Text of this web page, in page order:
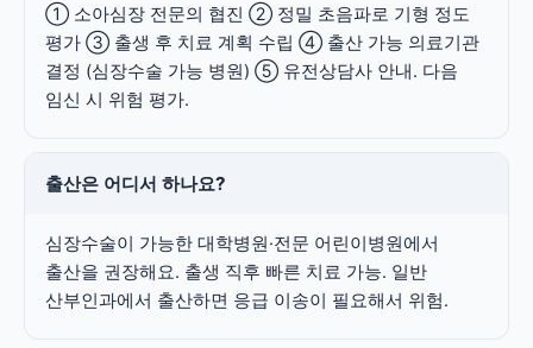
① 소아심장 전문의 협진 ② 정밀 초음파로 기형 정도
평가 ③ 출생 후 치료 계획 수립 ④ 출산 가능 의료기관
결정 (심장수술 가능 병원) ⑤ 유전상담사 안내. 다음
임신 시 위험 평가.
출산은 어디서 하나요?
심장수술이 가능한 대학병원·전문 어린이병원에서
출산을 권장해요. 출생 직후 빠른 치료 가능. 일반
산부인과에서 출산하면 응급 이송이 필요해서 위험.